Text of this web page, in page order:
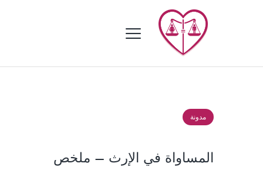
مدونة
المساواة في الإرث – ملخص